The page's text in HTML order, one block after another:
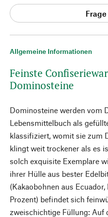
Allgemeine Informationen
Feinste
Dominosteine
Dominosteine werden vom
Lebensmittelbuch als
klassifiziert, womit sie zum
klingt weit trockener als es
solch exquisite Exemplare
ihrer Hülle aus bester
(Kakaobohnen aus
Prozent) befindet sich
zweischichtige Füllung: Auf